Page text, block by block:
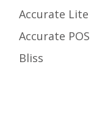
Accurate Lite
Accurate POS
Bliss